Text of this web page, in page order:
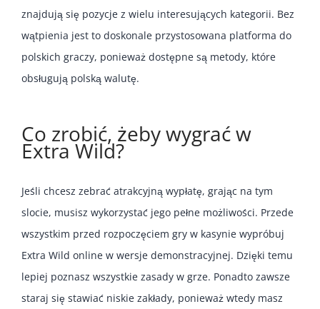
znajdują się pozycje z wielu interesujących kategorii. Bez
wątpienia jest to doskonale przystosowana platforma do
polskich graczy, ponieważ dostępne są metody, które
obsługują polską walutę.
Co zrobić, żeby wygrać w
Extra Wild?
Jeśli chcesz zebrać atrakcyjną wypłatę, grając na tym
slocie, musisz wykorzystać jego pełne możliwości. Przede
wszystkim przed rozpoczęciem gry w kasynie wypróbuj
Extra Wild online w wersje demonstracyjnej. Dzięki temu
lepiej poznasz wszystkie zasady w grze. Ponadto zawsze
staraj się stawiać niskie zakłady, ponieważ wtedy masz